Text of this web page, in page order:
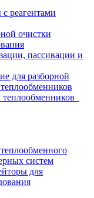
реагентами
очистки
пассивации и
для разборной
систем
для